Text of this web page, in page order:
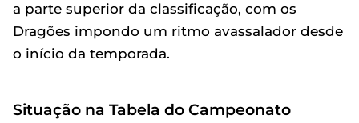
a parte superior da classificação, com os
Dragões impondo um ritmo avassalador desde
o início da temporada.
Situação na Tabela do Campeonato